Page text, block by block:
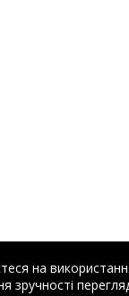
на
зручності